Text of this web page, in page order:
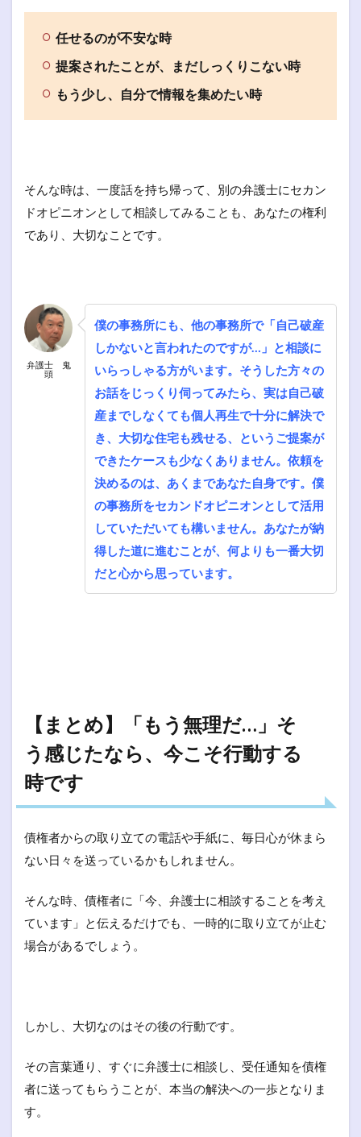
任せるのが不安な時
提案されたことが、まだしっくりこない時
もう少し、自分で情報を集めたい時
そんな時は、一度話を持ち帰って、別の弁護士にセカン
ドオピニオンとして相談してみることも、あなたの権利
であり、大切なことです。
弁護士 鬼
頭
僕の事務所にも、他の事務所で「自己破産
しかないと言われたのですが…」と相談に
いらっしゃる方がいます。そうした方々の
お話をじっくり伺ってみたら、実は自己破
産までしなくても個人再生で十分に解決で
き、大切な住宅も残せる、というご提案が
できたケースも少なくありません。依頼を
決めるのは、あくまであなた自身です。僕
の事務所をセカンドオピニオンとして活用
していただいても構いません。あなたが納
得した道に進むことが、何よりも一番大切
だと心から思っています。
【まとめ】「もう無理だ…」そ
う感じたなら、今こそ行動する
時です
債権者からの取り立ての電話や手紙に、毎日心が休まら
ない日々を送っているかもしれません。
そんな時、債権者に「今、弁護士に相談することを考え
ています」と伝えるだけでも、一時的に取り立てが止む
場合があるでしょう。
しかし、大切なのはその後の行動です。
その言葉通り、すぐに弁護士に相談し、受任通知を債権
者に送ってもらうことが、本当の解決への一歩となりま
す。